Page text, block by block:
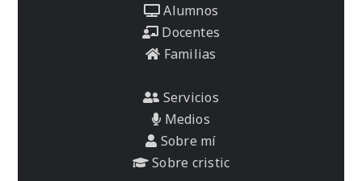
Alumnos
Docentes
Familias
Servicios
Medios
Sobre mí
Sobre cristic